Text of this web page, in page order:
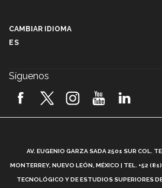
2026! (video)
¿Cómo es el Modelo
CAMBIAR IDIOMA
ES
Síguenos
AV. EUGENIO GARZA SADA 2501 SUR COL.
MONTERREY, NUEVO LEÓN, MÉXICO | TEL. +52
TECNOLÓGICO Y DE ESTUDIOS SUPERIORES